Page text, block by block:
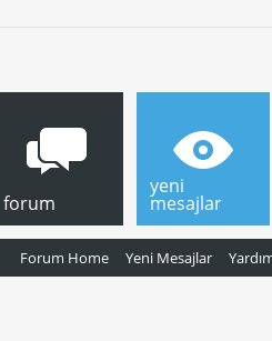
forum
Forum Home Yeni Mesajlar
yeni
mesajlar